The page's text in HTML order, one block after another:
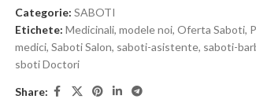
Categorie: SABOTI
Etichete: Medicinali, modele noi, Oferta Saboti,
medici, Saboti Salon, saboti-asistente, saboti-
sboti Doctori
Share: